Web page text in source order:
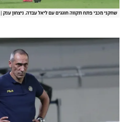
שחקני מכבי פתח תקווה חוגגים עם ליאל עבדה. ניצחון ענק